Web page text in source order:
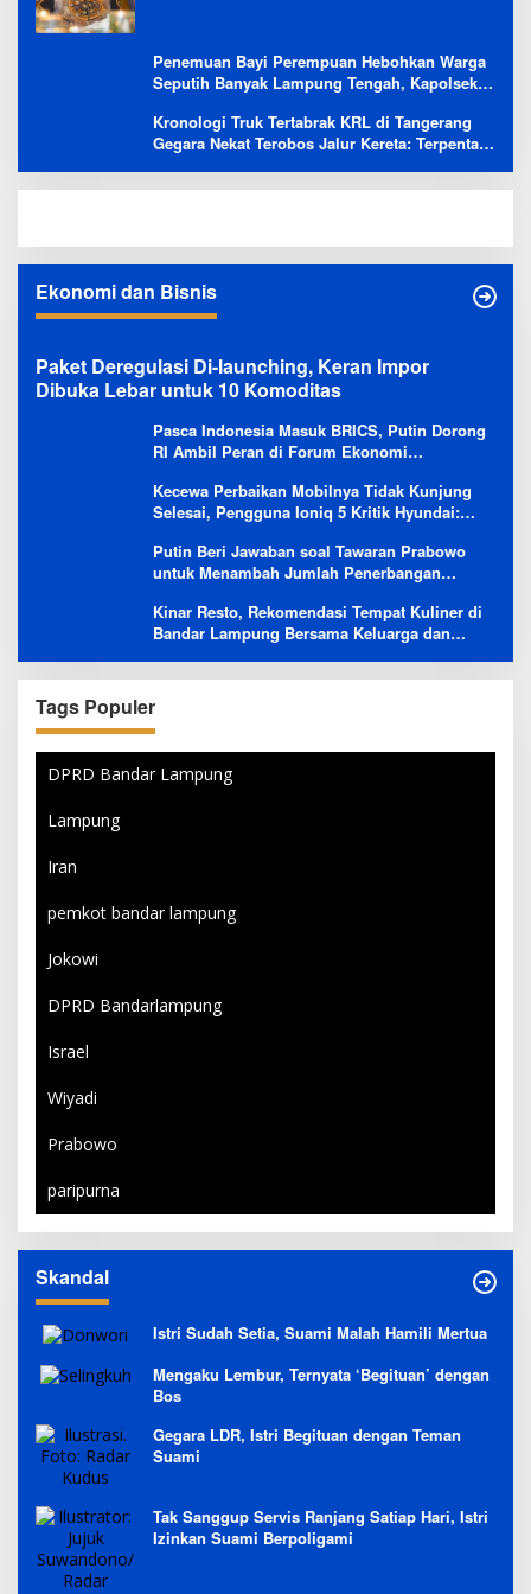
Penemuan Bayi Perempuan Hebohkan Warga
Seputih Banyak Lampung Tengah, Kapolsek:
Kronologi Truk Tertabrak KRL di Tangerang
Gegara Nekat Terobos Jalur Kereta: Terpental,
Ekonomi dan Bisnis
Paket Deregulasi Di-launching, Keran Impor
Dibuka Lebar untuk 10 Komoditas
Pasca Indonesia Masuk BRICS, Putin Dorong
RI Ambil Peran di Forum Ekonomi
Kecewa Perbaikan Mobilnya Tidak Kunjung
Selesai, Pengguna Ioniq 5 Kritik Hyundai:
Sales
Putin Beri Jawaban soal Tawaran Prabowo
untuk Menambah Jumlah Penerbangan
Kinar Resto, Rekomendasi Tempat Kuliner di
Bandar Lampung Bersama Keluarga dan
Tags Populer
DPRD Bandar Lampung
Lampung
Iran
pemkot bandar lampung
Jokowi
DPRD Bandarlampung
Israel
Wiyadi
Prabowo
paripurna
Skandal
Istri Sudah Setia, Suami Malah Hamili Mertua
Mengaku Lembur, Ternyata ‘Begituan’ dengan
Bos
Gegara LDR, Istri Begituan dengan Teman
Suami
Tak Sanggup Servis Ranjang Satiap Hari, Istri
Izinkan Suami Berpoligami